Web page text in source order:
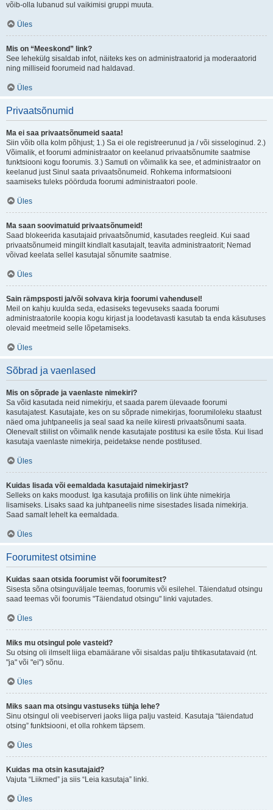
võib-olla lubanud sul vaikimisi gruppi muuta.
Üles
Mis on “Meeskond” link?
See lehekülg sisaldab infot, näiteks kes on administraatorid ja moderaatorid
ning milliseid foorumeid nad haldavad.
Üles
Privaatsõnumid
Ma ei saa privaatsõnumeid saata!
Siin võib olla kolm põhjust; 1.) Sa ei ole registreerunud ja / või sisseloginud. 2.)
Võimalik, et foorumi administraator on keelanud privaatsõnumite saatmise
funktsiooni kogu foorumis. 3.) Samuti on võimalik ka see, et administraator on
keelanud just Sinul saata privaatsõnumeid. Rohkema informatsiooni
saamiseks tuleks pöörduda foorumi administraatori poole.
Üles
Ma saan soovimatuid privaatsõnumeid!
Saad blokeerida kasutajaid privaatsõnumid, kasutades reegleid. Kui saad
privaatsõnumeid mingilt kindlalt kasutajalt, teavita administraatorit; Nemad
võivad keelata sellel kasutajal sõnumite saatmise.
Üles
Sain rämpsposti ja/või solvava kirja foorumi vahendusel!
Meil on kahju kuulda seda, edasiseks tegevuseks saada foorumi
administraatorile koopia kogu kirjast ja loodetavasti kasutab ta enda käsutuses
olevaid meetmeid selle lõpetamiseks.
Üles
Sõbrad ja vaenlased
Mis on sõprade ja vaenlaste nimekiri?
Sa võid kasutada neid nimekirju, et saada parem ülevaade foorumi
kasutajatest. Kasutajate, kes on su sõprade nimekirjas, foorumiloleku staatust
näed oma juhtpaneelis ja seal saad ka neile kiiresti privaatsõnumi saata.
Olenevalt stiilist on võimalik nende kasutajate postitusi ka esile tõsta. Kui lisad
kasutaja vaenlaste nimekirja, peidetakse nende postitused.
Üles
Kuidas lisada või eemaldada kasutajaid nimekirjast?
Selleks on kaks moodust. Iga kasutaja profiilis on link ühte nimekirja
lisamiseks. Lisaks saad ka juhtpaneelis nime sisestades lisada nimekirja.
Saad samalt lehelt ka eemaldada.
Üles
Foorumitest otsimine
Kuidas saan otsida foorumist või foorumitest?
Sisesta sõna otsinguväljale teemas, foorumis või esilehel. Täiendatud otsingu
saad teemas või foorumis "Täiendatud otsingu" linki vajutades.
Üles
Miks mu otsingul pole vasteid?
Su otsing oli ilmselt liiga ebamäärane või sisaldas palju tihtikasutatavaid (nt.
"ja" või "ei") sõnu.
Üles
Miks saan ma otsingu vastuseks tühja lehe?
Sinu otsingul oli veebiserveri jaoks liiga palju vasteid. Kasutaja “täiendatud
otsing” funktsiooni, et olla rohkem täpsem.
Üles
Kuidas ma otsin kasutajaid?
Vajuta “Liikmed” ja siis “Leia kasutaja” linki.
Üles